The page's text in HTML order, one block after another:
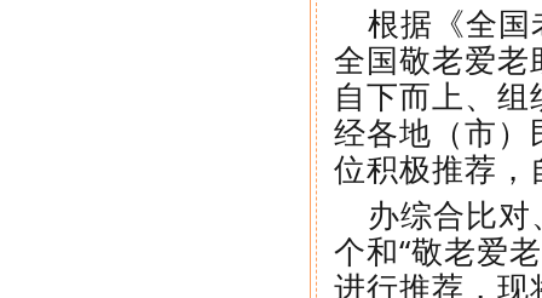
根据《全国
全国敬老爱
自下而上、
经各地（市
位积极推荐，
办综合比对
个和“敬老爱
进行推荐 ， 现